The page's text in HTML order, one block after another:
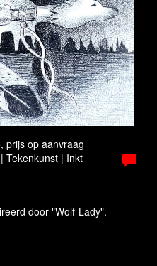
prijs op aanvraag
Tekenkunst | Inkt
door "Wolf-Lady".